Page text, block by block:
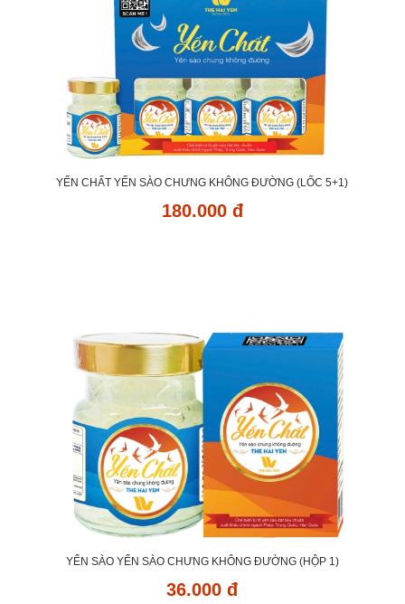
YẾN CHẤT YẾN SÀO CHƯNG KHÔNG ĐƯỜNG (LỐC 5+1)
180.000 đ
YẾN SÀO YẾN SÀO CHƯNG KHÔNG ĐƯỜNG (HỘP 1)
36.000 đ